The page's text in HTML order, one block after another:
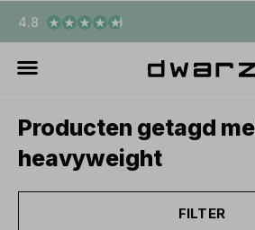
4.8
Producten getagd
heavyweight
FILTER